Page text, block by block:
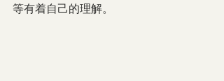
等有着自己的理解。